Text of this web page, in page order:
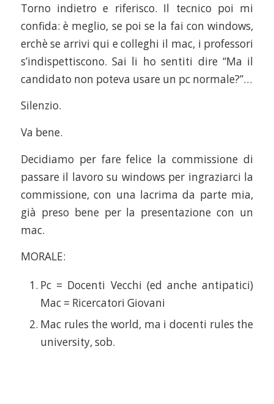
Torno indietro e riferisco. Il tecnico poi mi
confida: è meglio, se poi se la fai con windows,
erchè se arrivi qui e colleghi il mac, i professori
s’indispettiscono. Sai li ho sentiti dire “Ma il
candidato non poteva usare un pc normale?”…
Silenzio.
Va bene.
Decidiamo per fare felice la commissione di
passare il lavoro su windows per ingraziarci la
commissione, con una lacrima da parte mia,
già preso bene per la presentazione con un
mac.
MORALE:
Pc = Docenti Vecchi (ed anche antipatici)
Mac = Ricercatori Giovani
Mac rules the world, ma i docenti rules the
university, sob.